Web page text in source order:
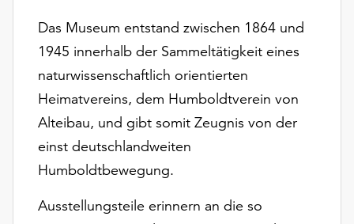
Seite
Schaltfläche
„Cookie-
Verfügung.
Funktionale
werden
Das Museum entstand zwischen 1864 und
1945 innerhalb der Sammeltätigkeit eines
naturwissenschaftlich orientierten
Heimatvereins, dem Humboldtverein von
Alteibau, und gibt somit Zeugnis von der
einst deutschlandweiten
Humboldtbewegung.
Ausstellungsteile erinnern an die so